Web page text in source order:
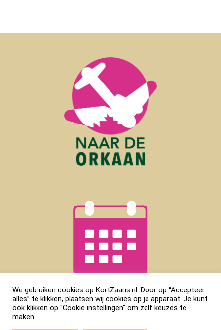
We gebruiken cookies op KortZaans.nl. Door op “Accepteer
alles” te klikken, plaatsen wij cookies op je apparaat. Je kunt
ook klikken op "Cookie instellingen" om zelf keuzes te
maken.